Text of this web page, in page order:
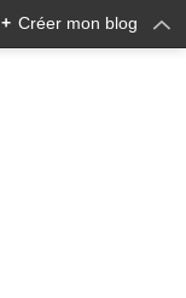
+ Créer mon blog